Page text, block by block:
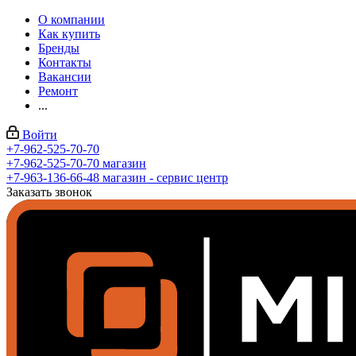
О компании
Как купить
Бренды
Контакты
Вакансии
Ремонт
...
Войти
+7-962-525-70-70
+7-962-525-70-70 магазин
+7-963-136-66-48 магазин - сервис центр
Заказать звонок